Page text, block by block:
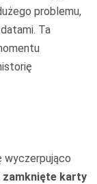
problemu,
Ta
wyczerpująco
karty